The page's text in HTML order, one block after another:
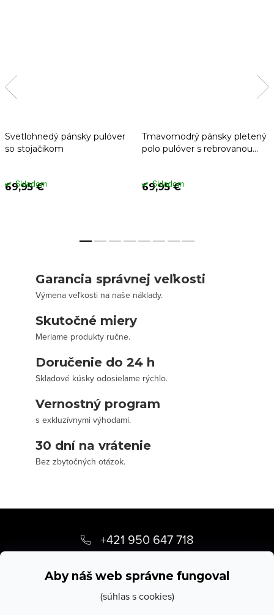
Aby náš web správne fungoval
(súhlas s cookies)
Svetlohnedý pánsky pulóver
so stojačikom
69,95 €
Skladom
Tmavomodrý pánsky pletený
polo pulóver s rebrovanou
69,95 €
Skladom
Garancia správnej veľkosti
Výmena veľkosti na naše náklady.
Skutočné miery
Meriame produkty ručne.
Doručenie do 24 h
Skladové kúsky odosielame rýchlo.
Vernostný program
s exkluzívnymi výhodami.
30 dní na vrátenie
Bez zbytočných otázok.
p
+421 950 647 718